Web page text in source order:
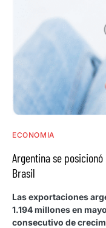
ECONOMIA
Argentina se
Brasil
Las exportaciones
1.194 millones en
consecutivo de